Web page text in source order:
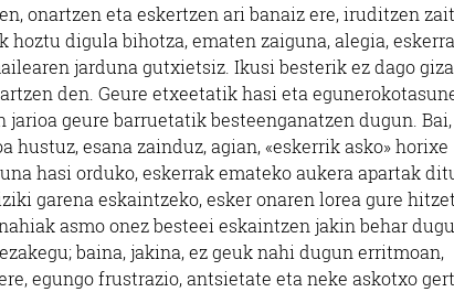
onartzen eta eskertzen ari banaiz ere, iruditzen zait
digula bihotza, ematen zaiguna, alegia,
jarduna gutxietsiz. Ikusi besterik ez dago
den. Geure etxeetatik hasi eta
geure barruetatik besteenganatzen dugun.
esana zainduz, agian, «eskerrik asko» horixe
hasi orduko, eskerrak emateko aukera apartak
garena eskaintzeko, esker onaren lorea gure
asmo onez besteei eskaintzen jakin behar
baina, jakina, ez geuk nahi dugun erritmoan,
egungo frustrazio, antsietate eta neke askotxo